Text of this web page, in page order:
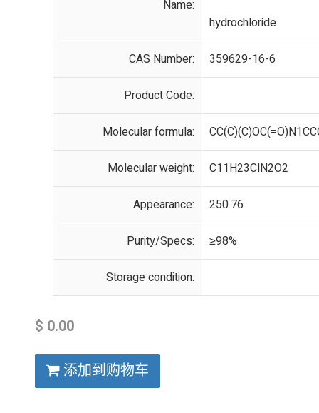
Name:
hydrochloride
CAS Number: 359629-16-6
Product Code:
Molecular formula:
Molecular weight: C11H23ClN2O2
Appearance: 250.76
Purity/Specs: ≥98%
Storage condition:
$ 0.00
添加到购物车